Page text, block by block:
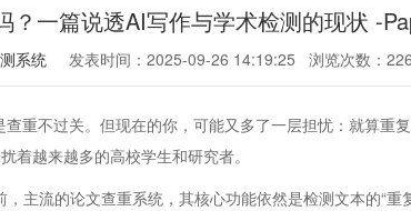
？一篇说透AI写作与学术检测的现状 -
系统 发表时间：2025-09-26 14:19:25 浏览次数：226
重不过关。但现在的你，可能又多了一层担忧：就算重
着越来越多的高校学生和研究者。
主流的论文查重系统，其核心功能依然是检测文本的“重